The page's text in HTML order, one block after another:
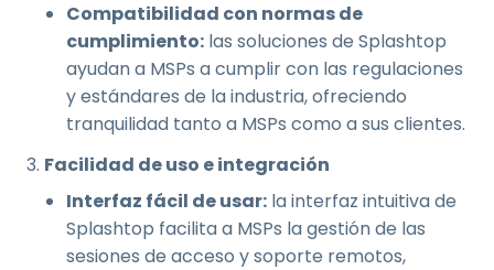
Compatibilidad con normas de
cumplimiento: las soluciones de Splashtop
ayudan a MSPs a cumplir con las regulaciones
y estándares de la industria, ofreciendo
tranquilidad tanto a MSPs como a sus clientes.
Facilidad de uso e integración
Interfaz fácil de usar: la interfaz intuitiva de
Splashtop facilita a MSPs la gestión de las
sesiones de acceso y soporte remotos,